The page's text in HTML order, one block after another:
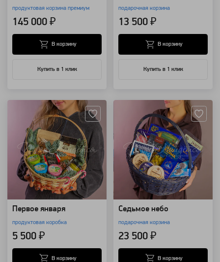
продуктовая корзина премиум
145 000 ₽
Купить в 1 клик
В корзину
подарочная корзина
13 500 ₽
Купить в 1 клик
В корзину
Первое января
продуктовая коробка
5 500 ₽
В корзину
Седьмое небо
подарочная корзина
23 500 ₽
В корзину